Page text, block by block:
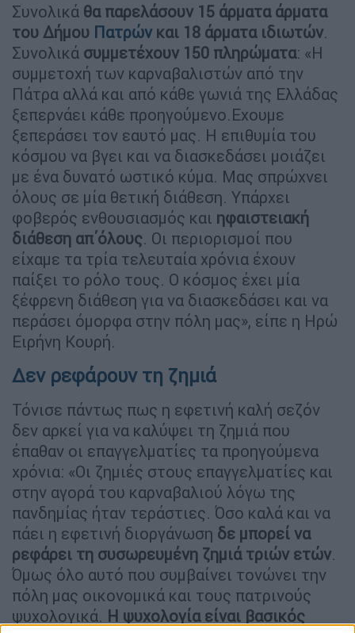
Συνολικά θα παρελάσουν 15 άρματα άρματα
του Δήμου Πατρώνκαι 18 άρματα ιδιωτών.
Συνολικά συμμετέχουν 150 πληρώματα: «Η
συμμετοχή των καρναβαλιστών από την
Πάτρα αλλά και από κάθε γωνιά της Ελλάδας
ξεπερνάει κάθε προηγούμενο.Εχουμε
ξεπεράσει τον εαυτό μας. Η επιθυμία του
κόσμου να βγει και να διασκεδάσει μοιάζει
με ένα δυνατό ωστικό κύμα. Μας σπρώχνει
όλους σε μία θετική διάθεση. Υπάρχει
φοβερός ενθουσιασμός και ηφαιστειακή
διάθεση απ΄όλους. Οι περιορισμοί που
είχαμε τα τρία τελευταία χρόνια έχουν
παίξει το ρόλο τους. Ο κόσμος έχει μία
ξέφρενη διάθεση για να διασκεδάσει και να
περάσει όμορφα στην πόλη μας», είπε η Ηρώ
Ειρήνη Κουρή.
Δεν ρεφάρουν τη ζημιά
Τόνισε πάντως πως η εφετινή καλή σεζόν
δεν αρκεί για να καλύψει τη ζημιά που
έπαθαν οι επαγγελματίες τα προηγούμενα
χρόνια: «Οι ζημιές στους επαγγελματίες και
στην αγορά του καρναβαλιού λόγω της
πανδημίας ήταν τεράστιες. Όσο καλά και να
πάει η εφετινή διοργάνωση δε μπορεί να
ρεφάρει τη συσωρευμένη ζημιά τριών ετών.
Όμως όλο αυτό που συμβαίνει τονώνει την
πόλη μας οικονομικά και τους πατρινούς
ψυχολογικά. Η ψυχολογία είναι βασικός